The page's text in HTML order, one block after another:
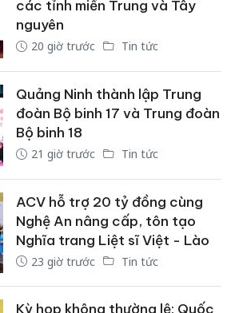
các tỉnh miền Trung và Tây
nguyên
20 giờ trước Tin tức
Quảng Ninh thành lập Trung
đoàn Bộ binh 17 và Trung đoàn
Bộ binh 18
21 giờ trước Tin tức
ACV hỗ trợ 20 tỷ đồng cùng
Nghệ An nâng cấp, tôn tạo
Nghĩa trang Liệt sĩ Việt - Lào
23 giờ trước Tin tức
Kỳ họp không thường lệ: Quốc